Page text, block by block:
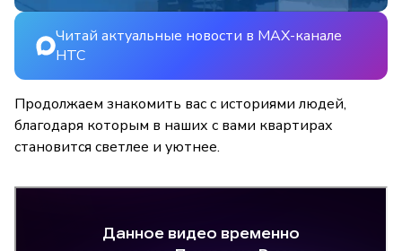
Читай актуальные новости в MAX-канале
НТС
Продолжаем знакомить вас с историями людей,
благодаря которым в наших с вами квартирах
становится светлее и уютнее.